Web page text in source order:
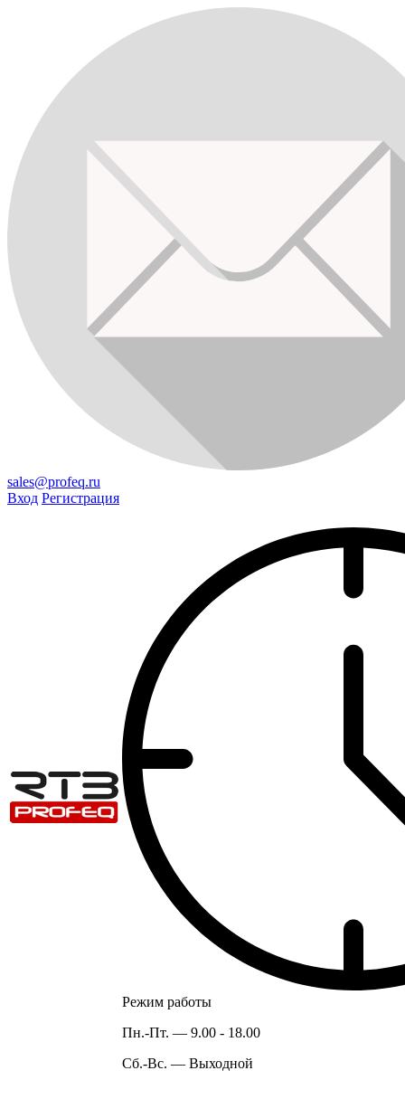
sales@profeq.ru
Вход Регистрация
Режим работы
Пн.-Пт. — 9.00 - 18.00
Сб.-Вс. — Выходной